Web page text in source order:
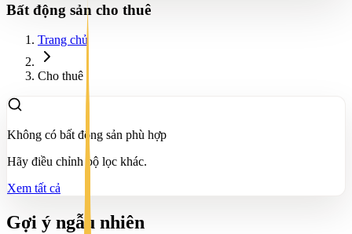
Bất động sản cho thuê
Trang chủ
Cho thuê
Không có bất động sản phù hợp
Hãy điều chỉnh bộ lọc khác.
Xem tất cả
Gợi ý ngẫu nhiên